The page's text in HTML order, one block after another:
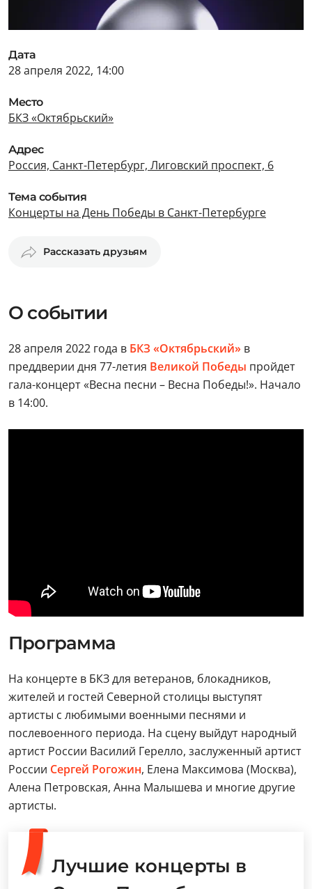
Дата
28 апреля 2022, 14:00
Место
БКЗ «Октябрьский»
Адрес
Россия, Санкт-Петербург, Лиговский проспект, 6
Тема события
Концерты на День Победы в Санкт-Петербурге
Рассказать друзьям
О событии
28 апреля 2022 года в БКЗ «Октябрьский» в
преддверии дня 77-летия Великой Победы пройдет
гала-концерт «Весна песни – Весна Победы!». Начало
в 14:00.
Программа
На концерте в БКЗ для ветеранов, блокадников,
жителей и гостей Северной столицы выступят
артисты с любимыми военными песнями и
послевоенного периода. На сцену выйдут народный
артист России Василий Герелло, заслуженный артист
России Сергей Рогожин, Елена Максимова (Москва),
Алена Петровская, Анна Малышева и многие другие
артисты.
Лучшие концерты в